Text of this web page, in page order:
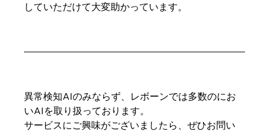
していただけて大変助かっています。
異常検知AIのみならず、レボーンでは多数のにお
いAIを取り扱っております。
サービスにご興味がございましたら、ぜひお問い